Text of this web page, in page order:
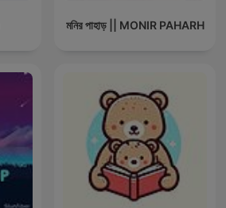
মনির পাহাড় || MONIR PAHARH